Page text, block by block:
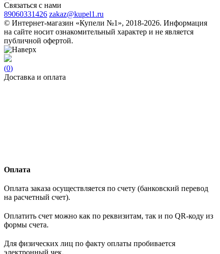
Связаться с нами
89060331426 zakaz@kupel1.ru
© Интернет-магазин «Купели №1», 2018-2026. Информация
на сайте носит ознакомительный характер и не является
публичной офертой.
(0)
Доставка и оплата
Оплата
Оплата заказа осуществляется по счету (банковский перевод
на расчетный счет).
Оплатить счет можно как по реквизитам, так и по QR-коду из
формы счета.
Для физических лиц по факту оплаты пробивается
электронный чек.